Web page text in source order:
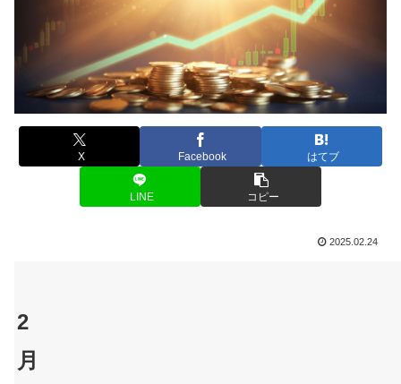
X Facebook はてブ
LINE コピー
2025.02.24
2
月